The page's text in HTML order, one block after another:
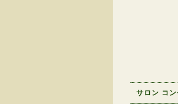
サロン コン